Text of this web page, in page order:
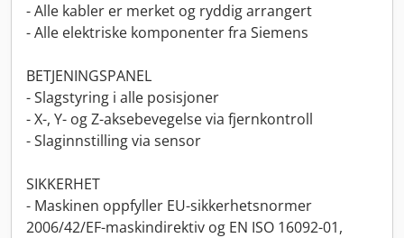
- Alle kabler er merket og ryddig arrangert
- Alle elektriske komponenter fra Siemens
BETJENINGSPANEL
- Slagstyring i alle posisjoner
- X-, Y- og Z-aksebevegelse via fjernkontroll
- Slaginnstilling via sensor
SIKKERHET
- Maskinen oppfyller EU-sikkerhetsnormer
2006/42/EF-maskindirektiv og EN ISO 16092-01,